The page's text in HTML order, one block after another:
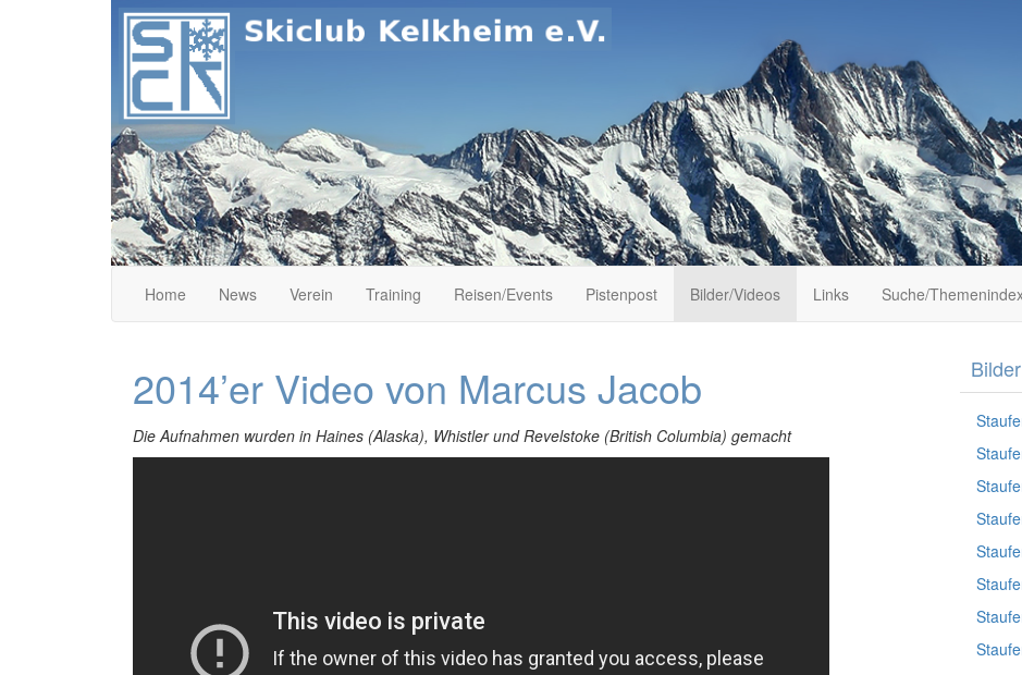
Skiclub Kelkheim e.V.
Home News Verein Training Reisen/Events Pistenpost Bilder/Videos Links Suche/
2014’er Video von Marcus Jacob
Die Aufnahmen wurden in Haines (Alaska), Whistler und Revelstoke (British Columbia) gemacht